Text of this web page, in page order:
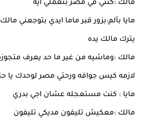
مالك :كنتي في مصر بتعملي ايه
مايا بألم:بزور قبر ماما ايدي بتوجعني مالك
يترك مالك يده
مالك :وماشيه من غير ما حد يعرف
لازمه كيس جوافه ورحتي مصر لوحدك يا
مايا : كنت مستعجله عشان اجي بدري
مالك :معكيش تليفون مديكي تليفون